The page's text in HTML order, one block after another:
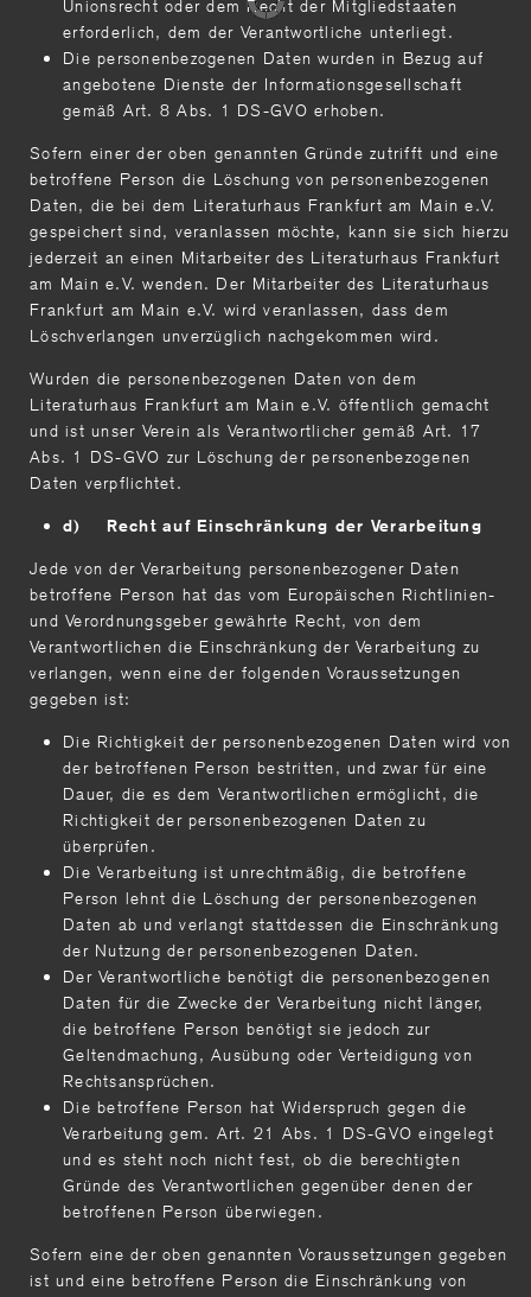
Unionsrecht oder dem Recht der Mitgliedstaaten
erforderlich, dem der Verantwortliche unterliegt.
Die personenbezogenen Daten wurden in Bezug auf
angebotene Dienste der Informationsgesellschaft
gemäß Art. 8 Abs. 1 DS-GVO erhoben.
Sofern einer der oben genannten Gründe zutrifft und eine
betroffene Person die Löschung von personenbezogenen
Daten, die bei dem Literaturhaus Frankfurt am Main e.V.
gespeichert sind, veranlassen möchte, kann sie sich hierzu
jederzeit an einen Mitarbeiter des Literaturhaus Frankfurt
am Main e.V. wenden. Der Mitarbeiter des Literaturhaus
Frankfurt am Main e.V. wird veranlassen, dass dem
Löschverlangen unverzüglich nachgekommen wird.
Wurden die personenbezogenen Daten von dem
Literaturhaus Frankfurt am Main e.V. öffentlich gemacht
und ist unser Verein als Verantwortlicher gemäß Art. 17
Abs. 1 DS-GVO zur Löschung der personenbezogenen
Daten verpflichtet.
d) Recht auf Einschränkung der Verarbeitung
Jede von der Verarbeitung personenbezogener Daten
betroffene Person hat das vom Europäischen Richtlinien-
und Verordnungsgeber gewährte Recht, von dem
Verantwortlichen die Einschränkung der Verarbeitung zu
verlangen, wenn eine der folgenden Voraussetzungen
gegeben ist:
Die Richtigkeit der personenbezogenen Daten wird von
der betroffenen Person bestritten, und zwar für eine
Dauer, die es dem Verantwortlichen ermöglicht, die
Richtigkeit der personenbezogenen Daten zu
überprüfen.
Die Verarbeitung ist unrechtmäßig, die betroffene
Person lehnt die Löschung der personenbezogenen
Daten ab und verlangt stattdessen die Einschränkung
der Nutzung der personenbezogenen Daten.
Der Verantwortliche benötigt die personenbezogenen
Daten für die Zwecke der Verarbeitung nicht länger,
die betroffene Person benötigt sie jedoch zur
Geltendmachung, Ausübung oder Verteidigung von
Rechtsansprüchen.
Die betroffene Person hat Widerspruch gegen die
Verarbeitung gem. Art. 21 Abs. 1 DS-GVO eingelegt
und es steht noch nicht fest, ob die berechtigten
Gründe des Verantwortlichen gegenüber denen der
betroffenen Person überwiegen.
Sofern eine der oben genannten Voraussetzungen gegeben
ist und eine betroffene Person die Einschränkung von